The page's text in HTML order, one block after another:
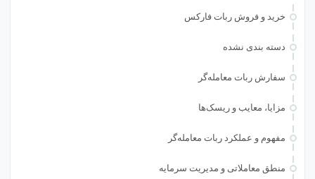
خرید و فروش ربات فارکس
دسته بندی نشده
سفارش ربات معامله‌گر
مزایا، معایب و ریسک‌ها
مفهوم و عملکرد ربات معامله‌گر
منطق معاملاتی و مدیریت سرمایه